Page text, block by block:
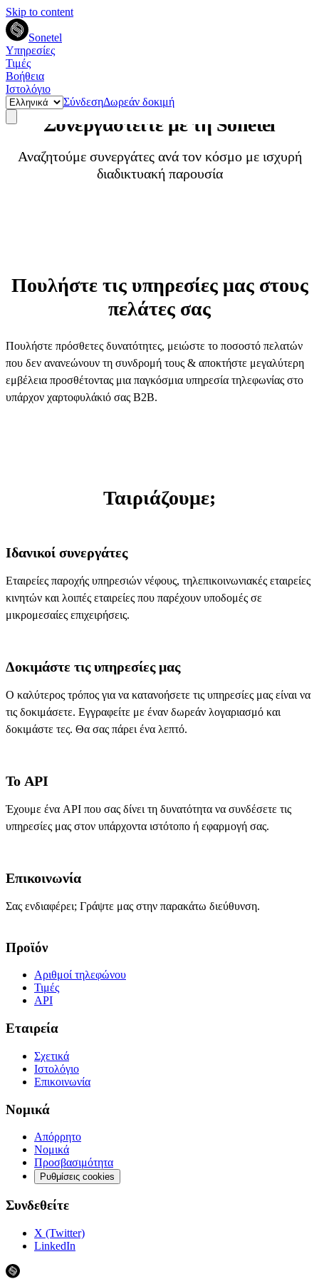
Skip to content
Sonetel
Υπηρεσίες
Τιμές
Βοήθεια
Ιστολόγιο
ΣύνδεσηΔωρεάν δοκιμή
Συνεργαστείτε με τη Sonetel
Αναζητούμε συνεργάτες ανά τον κόσμο με ισχυρή
διαδικτυακή παρουσία
Πουλήστε τις υπηρεσίες μας στους
πελάτες σας
Πουλήστε πρόσθετες δυνατότητες, μειώστε το ποσοστό πελατών
που δεν ανανεώνουν τη συνδρομή τους & αποκτήστε μεγαλύτερη
εμβέλεια προσθέτοντας μια παγκόσμια υπηρεσία τηλεφωνίας στο
υπάρχον χαρτοφυλάκιό σας B2B.
Ταιριάζουμε;
Ιδανικοί συνεργάτες
Εταιρείες παροχής υπηρεσιών νέφους, τηλεπικοινωνιακές εταιρείες
κινητών και λοιπές εταιρείες που παρέχουν υποδομές σε
μικρομεσαίες επιχειρήσεις.
Δοκιμάστε τις υπηρεσίες μας
Ο καλύτερος τρόπος για να κατανοήσετε τις υπηρεσίες μας είναι να
τις δοκιμάσετε. Εγγραφείτε με έναν δωρεάν λογαριασμό και
δοκιμάστε τες. Θα σας πάρει ένα λεπτό.
Το API
Έχουμε ένα API που σας δίνει τη δυνατότητα να συνδέσετε τις
υπηρεσίες μας στον υπάρχοντα ιστότοπο ή εφαρμογή σας.
Επικοινωνία
Σας ενδιαφέρει; Γράψτε μας στην παρακάτω διεύθυνση.
Προϊόν
Αριθμοί τηλεφώνου
Τιμές
API
Εταιρεία
Σχετικά
Ιστολόγιο
Επικοινωνία
Νομικά
Απόρρητο
Νομικά
Προσβασιμότητα
Ρυθμίσεις cookies
Συνδεθείτε
X (Twitter)
LinkedIn